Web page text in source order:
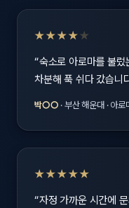
★★★★ ★
“숙소로 아로마를 불
차분해 푹 쉬다 갔습니
박○○ · 부산 해운대 · 아로
★★★★★
“자정 가까운 시간에